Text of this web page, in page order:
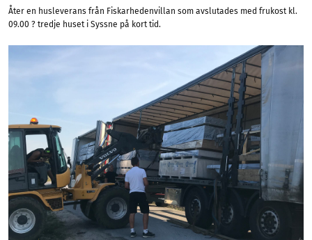
Åter en husleverans från Fiskarhedenvillan som avslutades med frukost kl.
09.00 ? tredje huset i Syssne på kort tid.